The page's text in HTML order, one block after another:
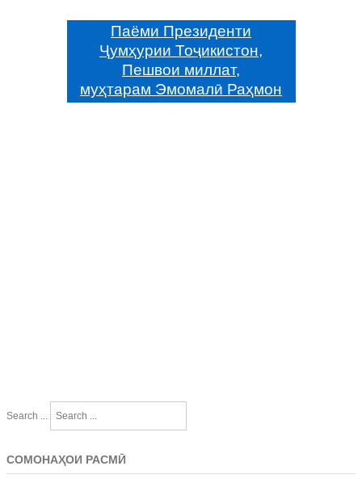
Паёми Президенти
Ҷумҳурии Тоҷикистон,
Пешвои миллат,
муҳтарам Эмомалӣ Раҳмон
Search ...
СОМОНАҲОИ РАСМӢ